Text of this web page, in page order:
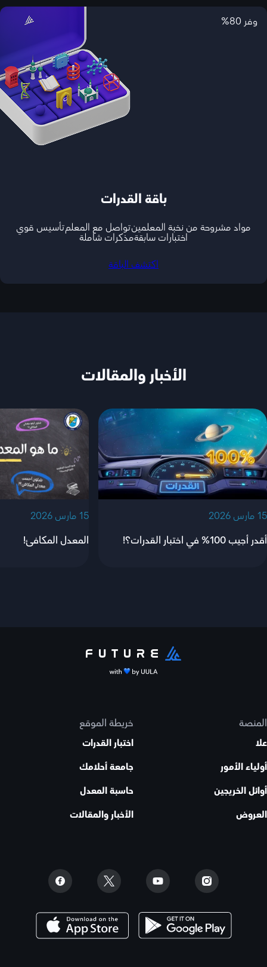
وفر 80%
باقة القدرات
مواد مشروحة من نخبة المعلمينتواصل مع المعلمتأسيس قوي
اختبارات سابقةمذكرات شاملة
اكتشف الباقة
الأخبار والمقالات
‫15 مارس 2026‬
أقدر أجيب 100% في اختبار القدرات؟!
‫15 مارس 2026‬
المعدل المكافئ!
المنصة
علا
أولياء الأمور
أوائل الخريجين
العروض
خريطة الموقع
اختبار القدرات
جامعة أحلامك
حاسبة المعدل
الأخبار والمقالات